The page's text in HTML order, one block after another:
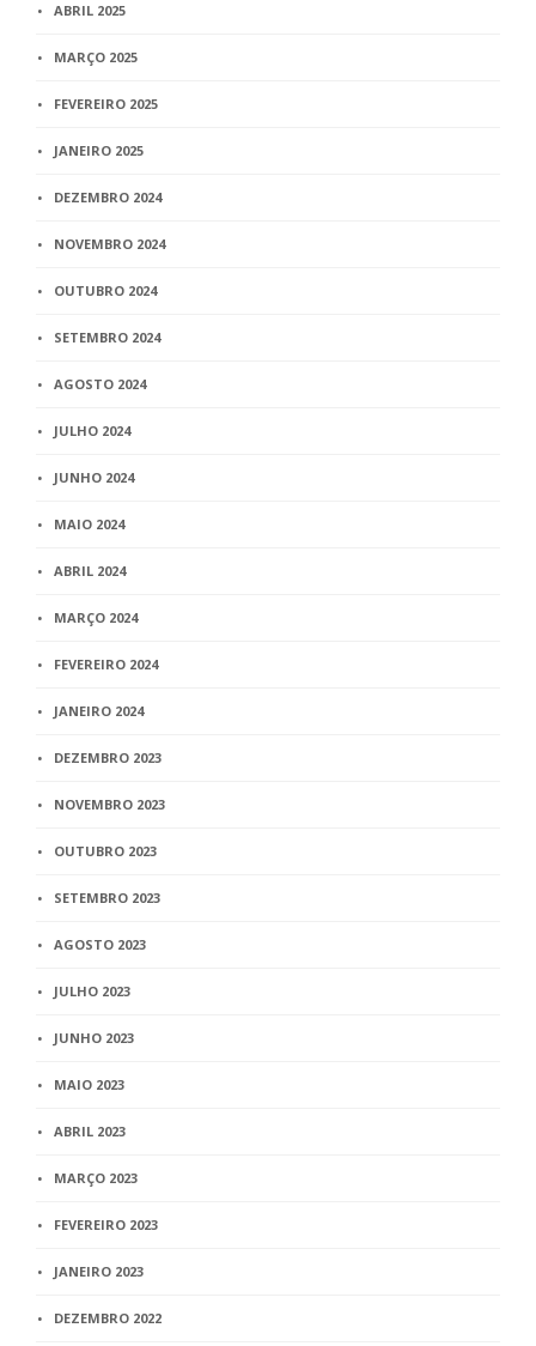
ABRIL 2025
MARÇO 2025
FEVEREIRO 2025
JANEIRO 2025
DEZEMBRO 2024
NOVEMBRO 2024
OUTUBRO 2024
SETEMBRO 2024
AGOSTO 2024
JULHO 2024
JUNHO 2024
MAIO 2024
ABRIL 2024
MARÇO 2024
FEVEREIRO 2024
JANEIRO 2024
DEZEMBRO 2023
NOVEMBRO 2023
OUTUBRO 2023
SETEMBRO 2023
AGOSTO 2023
JULHO 2023
JUNHO 2023
MAIO 2023
ABRIL 2023
MARÇO 2023
FEVEREIRO 2023
JANEIRO 2023
DEZEMBRO 2022